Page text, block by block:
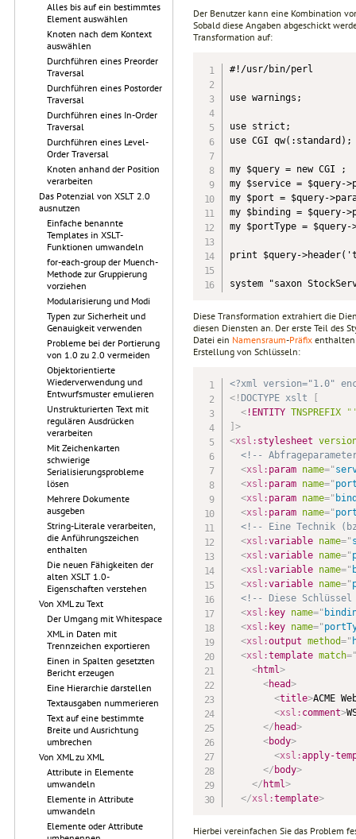
Alles bis auf ein bestimmtes
Element auswählen
Knoten nach dem Kontext
auswählen
Durchführen eines Preorder
Traversal
Durchführen eines Postorder
Traversal
Durchführen eines In-Order
Traversal
Durchführen eines Level-
Order Traversal
Knoten anhand der Position
verarbeiten
Das Potenzial von XSLT 2.0
ausnutzen
Einfache benannte
Templates in XSLT-
Funktionen umwandeln
for-each-group der Muench-
Methode zur Gruppierung
vorziehen
Modularisierung und Modi
Typen zur Sicherheit und
Genauigkeit verwenden
Probleme bei der Portierung
von 1.0 zu 2.0 vermeiden
Objektorientierte
Wiederverwendung und
Entwurfsmuster emulieren
Unstrukturierten Text mit
regulären Ausdrücken
verarbeiten
Mit Zeichenkarten
schwierige
Serialisierungsprobleme
lösen
Mehrere Dokumente
ausgeben
String-Literale verarbeiten,
die Anführungszeichen
enthalten
Die neuen Fähigkeiten der
alten XSLT 1.0-
Eigenschaften verstehen
Von XML zu Text
Der Umgang mit Whitespace
XML in Daten mit
Trennzeichen exportieren
Einen in Spalten gesetzten
Bericht erzeugen
Eine Hierarchie darstellen
Textausgaben nummerieren
Text auf eine bestimmte
Breite und Ausrichtung
umbrechen
Von XML zu XML
Attribute in Elemente
umwandeln
Elemente in Attribute
umwandeln
Elemente oder Attribute
Der Benutzer kann eine Kombination
Sobald diese Angaben abgeschickt
Transformation auf:
#!/usr/bin/perl
use warnings;
use strict;
use CGI qw(:standard);
my $query = new CGI ;
my $service = $query-
my $port = $query-
my $binding = $query-
my $portType =
print $query-
system "saxon
Diese Transformation extrahiert die
diesen Diensten an. Der erste Teil des
Datei ein Namensraum-Präfix enthalten
Erstellung von Schlüsseln:
<?xml version="1.0"
<! DOCTYPE xslt
[
<!ENTITY TNSPREFIX
] >
<xsl: stylesheet
<!--
<xsl: param name="
<xsl: param name="
<xsl: param name="
<xsl: param name="
<!-- Eine Technik
<xsl:variable name="
<xsl:variable name="
<xsl:variable name="
<xsl:variable name="
<!-- Diese Schlüssel
<xsl: key name="
<xsl: key name="
<xsl:output method="
<xsl:template match=
<html>
<head>
<title>ACME
<xsl: comment>
</ head>
<body>
<xsl:apply-
</ body>
</ html>
</xsl:template>
Hierbei vereinfachen Sie das Problem